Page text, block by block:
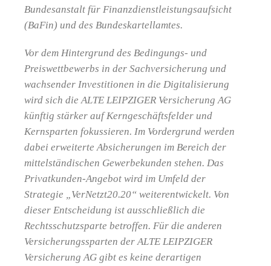
Bundesanstalt für Finanzdienstleistungsaufsicht
(BaFin) und des Bundeskartellamtes.
Vor dem Hintergrund des Bedingungs- und
Preiswettbewerbs in der Sachversicherung und
wachsender Investitionen in die Digitalisierung
wird sich die ALTE LEIPZIGER Versicherung AG
künftig stärker auf Kerngeschäftsfelder und
Kernsparten fokussieren. Im Vordergrund werden
dabei erweiterte Absicherungen im Bereich der
mittelständischen Gewerbekunden stehen. Das
Privatkunden-Angebot wird im Umfeld der
Strategie „VerNetzt20.20“ weiterentwickelt. Von
dieser Entscheidung ist ausschließlich die
Rechtsschutzsparte betroffen. Für die anderen
Versicherungssparten der ALTE LEIPZIGER
Versicherung AG gibt es keine derartigen